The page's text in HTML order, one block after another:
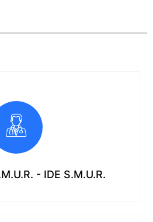
- IDE S.M.U.R.